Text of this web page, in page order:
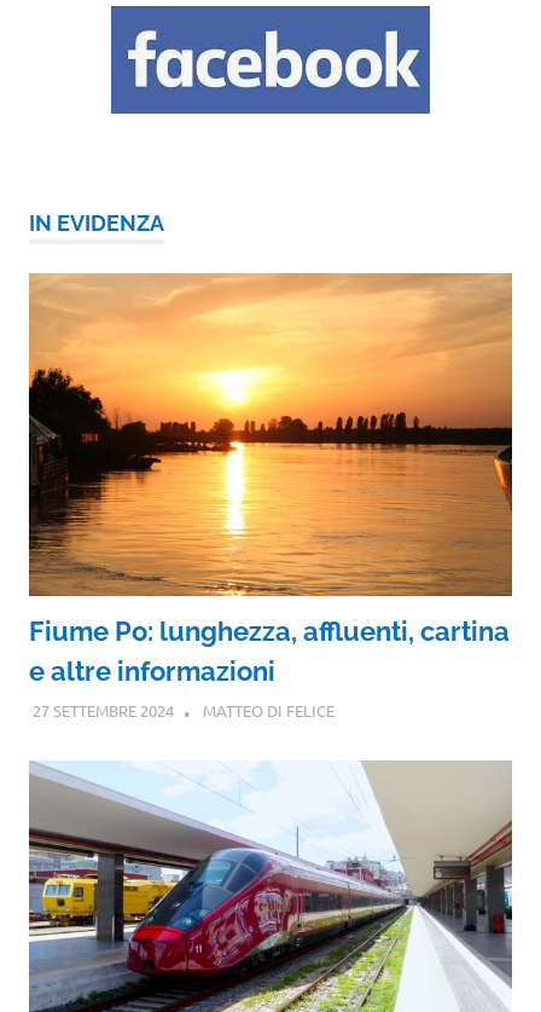
IN EVIDENZA
Fiume Po: lunghezza, affluenti, cartina
e altre informazioni
27 SETTEMBRE 2024 MATTEO DI FELICE